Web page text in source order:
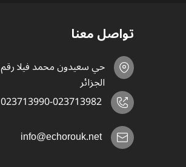
تواصل معنا
الجزائر
023713990-023713982
info@echorouk.net